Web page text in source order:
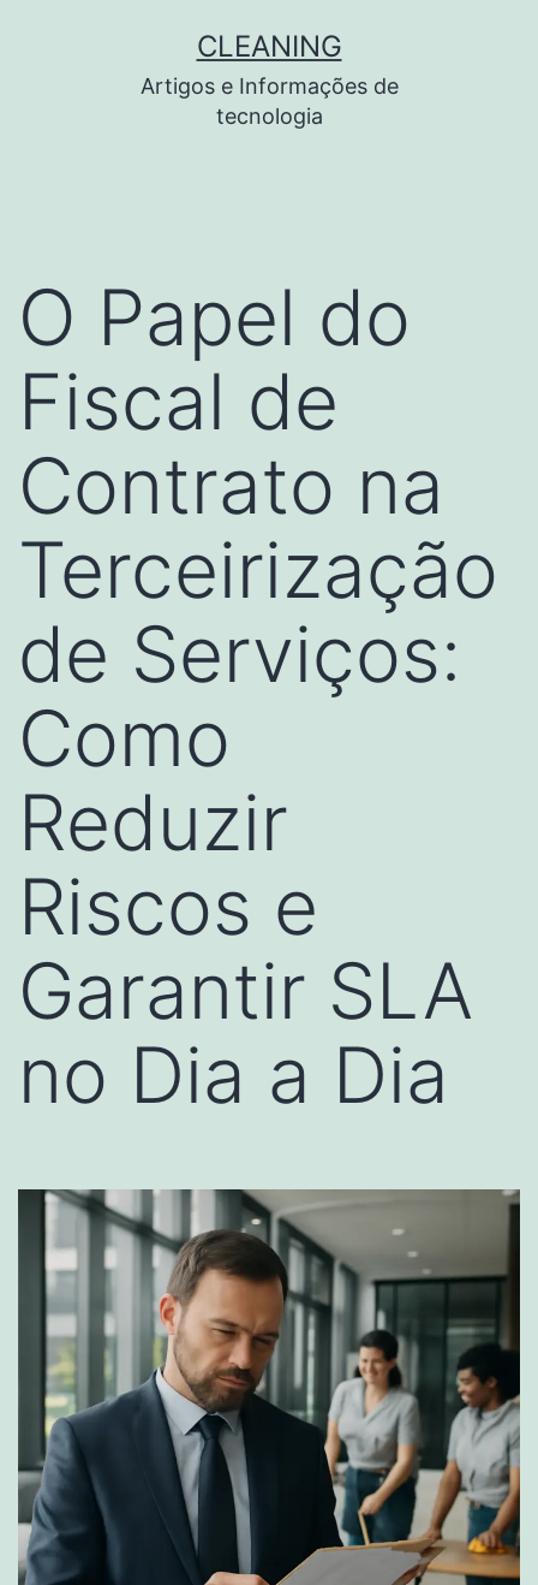
CLEANING
Artigos e Informações de
tecnologia
O Papel do
Fiscal de
Contrato na
Terceirização
de Serviços:
Como
Reduzir
Riscos e
Garantir SLA
no Dia a Dia